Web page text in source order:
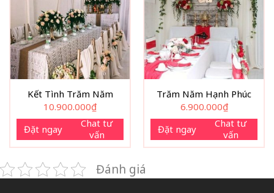
Kết Tình Trăm Năm
10.900.000₫
Đặt ngay
Chat tư
vấn
Trăm Năm Hạnh Phúc
6.900.000₫
Đặt ngay
Chat tư
vấn
Đánh giá